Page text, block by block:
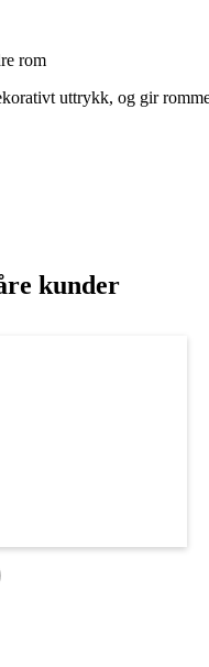
rom
uttrykk, og gir
kunder